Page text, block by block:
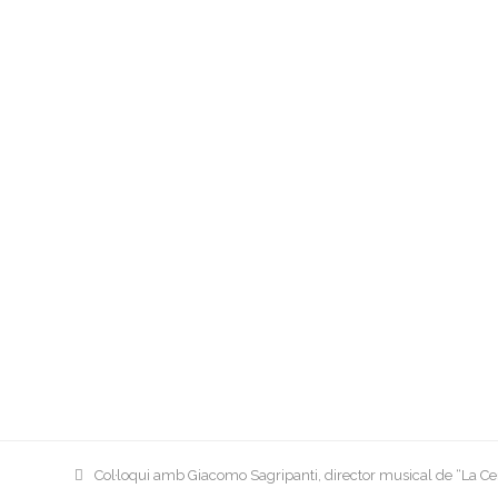
previous
Col·loqui amb Giacomo Sagripanti, director musical de “La